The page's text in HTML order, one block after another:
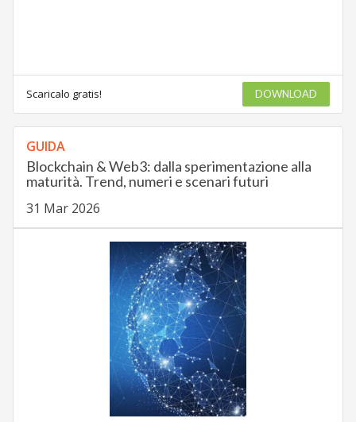
Scaricalo gratis! DOWNLOAD
GUIDA
Blockchain & Web3: dalla sperimentazione alla
maturità. Trend, numeri e scenari futuri
31 Mar 2026